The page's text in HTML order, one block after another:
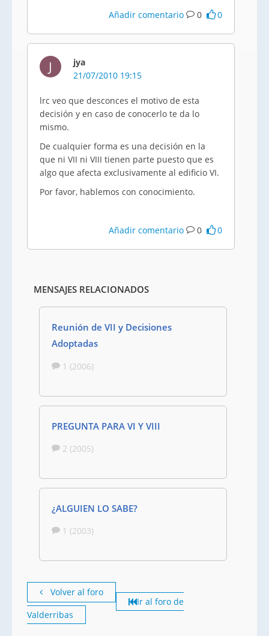
Añadir comentario 0 0
J
jya
21/07/2010 19:15
lrc veo que desconces el motivo de esta
decisión y en caso de conocerlo te da lo
mismo.
De cualquier forma es una decisión en la
que ni VII ni VIII tienen parte puesto que es
algo que afecta exclusivamente al edificio VI.
Por favor, hablemos con conocimiento.
Añadir comentario 0 0
MENSAJES RELACIONADOS
Reunión de VII y Decisiones
Adoptadas
1 (2006)
PREGUNTA PARA VI Y VIII
2 (2005)
¿ALGUIEN LO SABE?
1 (2003)
Volver al foro
Ir al foro de
Valderribas